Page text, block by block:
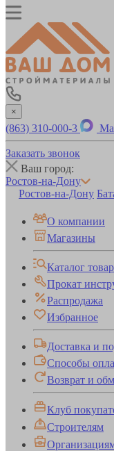
×
(863) 310-000-3
Заказать звонок
Ваш город:
Ростов-на-Дону
Ростов-на-Дону
О компании
Магазины
Каталог
Прокат
Распродажа
Избранное
Доставка и
Способы
Возврат и
Клуб
Строителям